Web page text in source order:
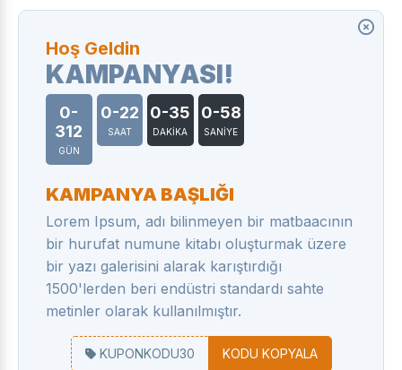
Hoş Geldin
KAMPANYASI!
0-
312
GÜN
0-22
SAAT
0-35
DAKİKA
0-59
SANİYE
KAMPANYA BAŞLIĞI
Lorem Ipsum, adı bilinmeyen bir matbaacının
bir hurufat numune kitabı oluşturmak üzere
bir yazı galerisini alarak karıştırdığı
1500'lerden beri endüstri standardı sahte
metinler olarak kullanılmıştır.
KUPONKODU30 KODU KOPYALA